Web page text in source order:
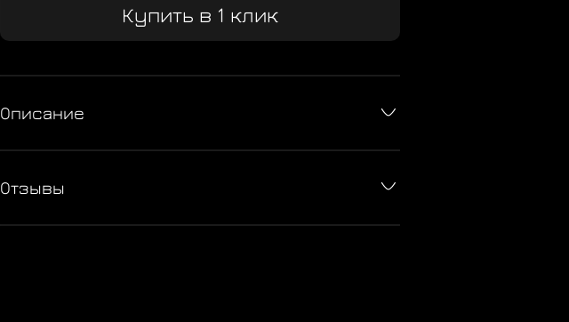
Купить в 1 клик
Описание
Отзывы